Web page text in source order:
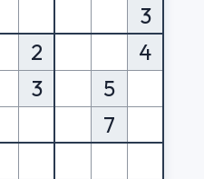
3
2
4
3
5
7